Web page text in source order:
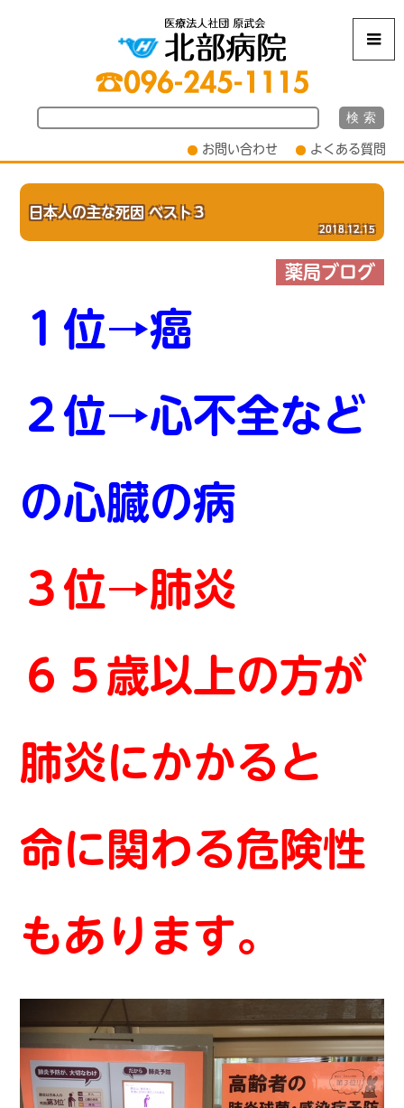
よくある質問
お問い合わせ
日本人の主な死因 ベスト３
2018.12.15
薬局ブログ
１位→癌
２位→心不全など
の心臓の病
３位→肺炎
６５歳以上の方が
肺炎にかかると
命に関わる危険性
もあります。